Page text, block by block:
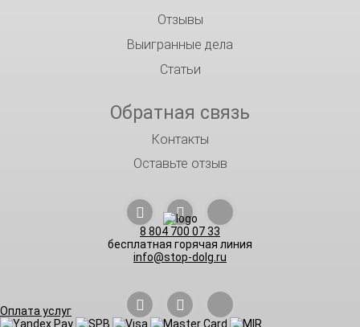
Отзывы
Выигранные дела
Статьи
Обратная связь
Контакты
Оставьте отзыв
8 804 700 07 33
бесплатная горячая линия
info@stop-dolg.ru
Оплата услуг